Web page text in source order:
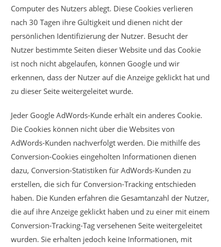
Computer des Nutzers ablegt. Diese Cookies verlieren
nach 30 Tagen ihre Gültigkeit und dienen nicht der
persönlichen Identifizierung der Nutzer. Besucht der
Nutzer bestimmte Seiten dieser Website und das Cookie
ist noch nicht abgelaufen, können Google und wir
erkennen, dass der Nutzer auf die Anzeige geklickt hat und
zu dieser Seite weitergeleitet wurde.
Jeder Google AdWords-Kunde erhält ein anderes Cookie.
Die Cookies können nicht über die Websites von
AdWords-Kunden nachverfolgt werden. Die mithilfe des
Conversion-Cookies eingeholten Informationen dienen
dazu, Conversion-Statistiken für AdWords-Kunden zu
erstellen, die sich für Conversion-Tracking entschieden
haben. Die Kunden erfahren die Gesamtanzahl der Nutzer,
die auf ihre Anzeige geklickt haben und zu einer mit einem
Conversion-Tracking-Tag versehenen Seite weitergeleitet
wurden. Sie erhalten jedoch keine Informationen, mit